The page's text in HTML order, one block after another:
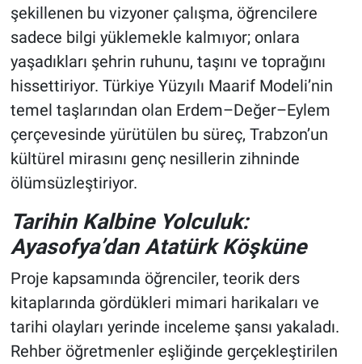
şekillenen bu vizyoner çalışma, öğrencilere
sadece bilgi yüklemekle kalmıyor; onlara
yaşadıkları şehrin ruhunu, taşını ve toprağını
hissettiriyor. Türkiye Yüzyılı Maarif Modeli’nin
temel taşlarından olan Erdem–Değer–Eylem
çerçevesinde yürütülen bu süreç, Trabzon’un
kültürel mirasını genç nesillerin zihninde
ölümsüzleştiriyor.
Tarihin Kalbine Yolculuk:
Ayasofya’dan Atatürk Köşküne
Proje kapsamında öğrenciler, teorik ders
kitaplarında gördükleri mimari harikaları ve
tarihi olayları yerinde inceleme şansı yakaladı.
Rehber öğretmenler eşliğinde gerçekleştirilen